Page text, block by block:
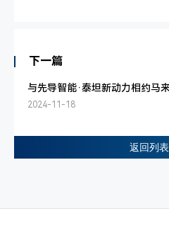
下一篇
与先导智能·泰坦新动力相约马
2024-11-18
返回列表